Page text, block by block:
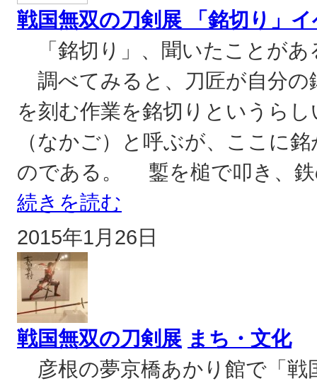
戦国無双の刀剣展 「銘切り」
「銘切り」、聞いたことがあ
調べてみると、刀匠が自分の
を刻む作業を銘切りというら
（なかご）と呼ぶが、ここに
のである。 鏨を槌で叩き、
続きを読む
2015年1月26日
戦国無双の刀剣展 まち・文化
彦根の夢京橋あかり館で「戦